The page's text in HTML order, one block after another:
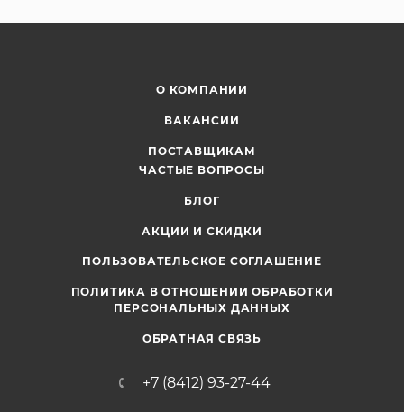
О КОМПАНИИ
ВАКАНСИИ
ПОСТАВЩИКАМ
ЧАСТЫЕ ВОПРОСЫ
БЛОГ
АКЦИИ И СКИДКИ
ПОЛЬЗОВАТЕЛЬСКОЕ СОГЛАШЕНИЕ
ПОЛИТИКА В ОТНОШЕНИИ ОБРАБОТКИ
ПЕРСОНАЛЬНЫХ ДАННЫХ
ОБРАТНАЯ СВЯЗЬ
+7 (8412) 93-27-44